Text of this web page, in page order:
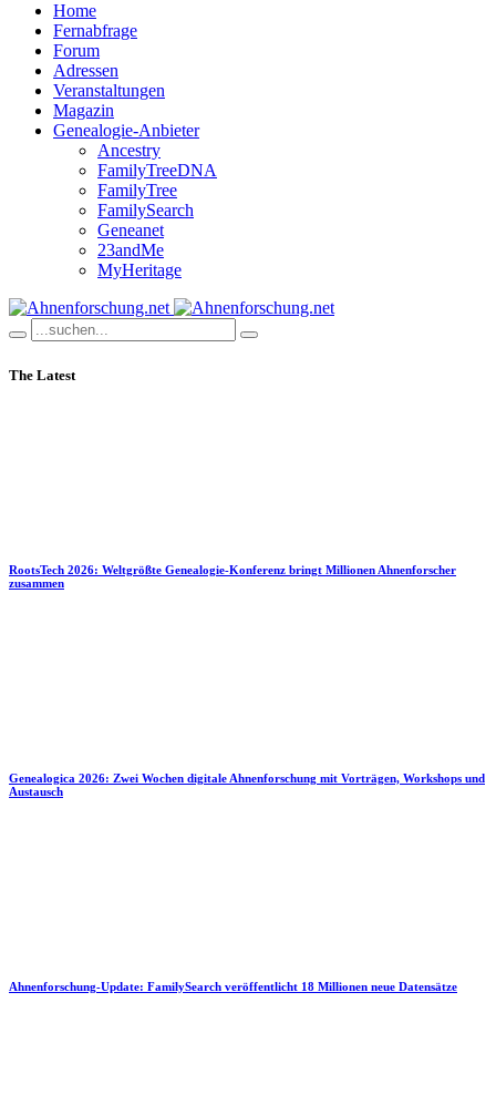
Home
Fernabfrage
Forum
Adressen
Veranstaltungen
Magazin
Genealogie-Anbieter
Ancestry
FamilyTreeDNA
FamilyTree
FamilySearch
Geneanet
23andMe
MyHeritage
The Latest
RootsTech 2026: Weltgrößte Genealogie-Konferenz bringt Millionen Ahnenforscher
zusammen
Genealogica 2026: Zwei Wochen digitale Ahnenforschung mit Vorträgen, Workshops und
Austausch
Ahnenforschung-Update: FamilySearch veröffentlicht 18 Millionen neue Datensätze